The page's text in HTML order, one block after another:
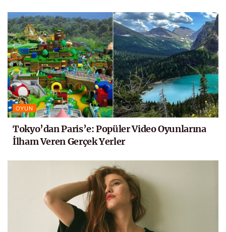
OYUN
Tokyo’dan Paris’e: Popüler Video Oyunlarına
İlham Veren Gerçek Yerler